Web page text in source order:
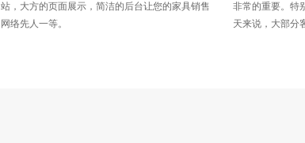
站，大方的页面展示，简洁的后台让您的家具销售
网络先人一等。
非常的重要。特
天来说，大部分